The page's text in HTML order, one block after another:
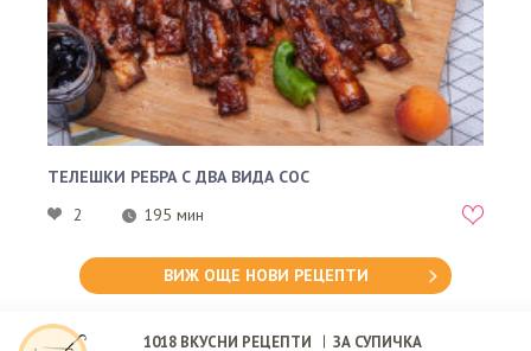
ТЕЛЕШКИ РЕБРА С ДВА ВИДА СОС
2
195 мин
ВИЖ ОЩЕ НОВИ РЕЦЕПТИ
1018 ВКУСНИ РЕЦЕПТИ ЗА СУПИЧКА